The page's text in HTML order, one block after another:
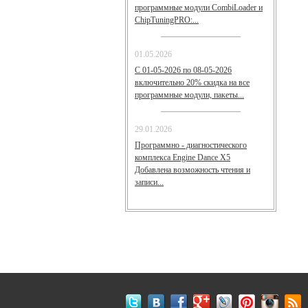
программные модули CombiLoader и
СhipTuningPRO:...
01.05.2026
С 01-05-2026 по 08-05-2026
включительно 20% скидка на все
программные модули, пакеты...
29.01.2026
Программно - диагностического
комплекса Engine Dance X5
Добавлена возможность чтения и
записи...